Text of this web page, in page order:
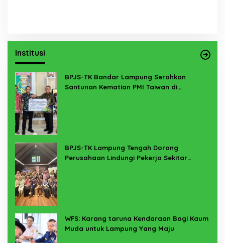
Institusi
BPJS-TK Bandar Lampung Serahkan
Santunan Kematian PMI Taiwan di
BPJS-TK Lampung Tengah Dorong
Perusahaan Lindungi Pekerja Sekitar
WFS: Karang taruna Kendaraan Bagi Kaum
Muda untuk Lampung Yang Maju